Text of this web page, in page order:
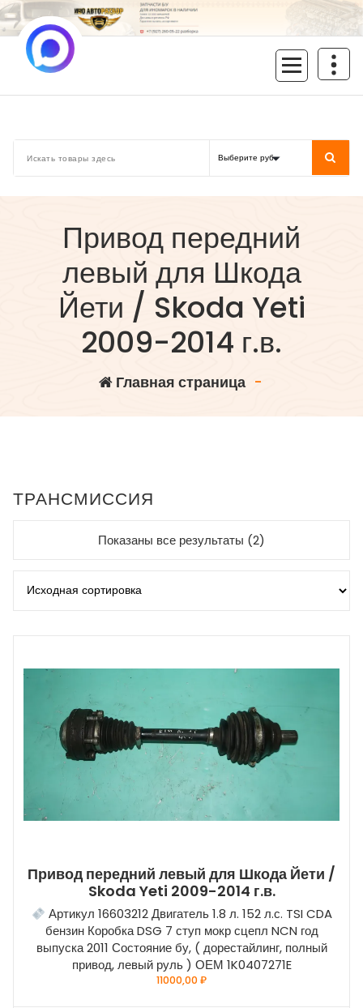
Перейти
к
содержимому
Привод передний
левый для Шкода
Йети / Skoda Yeti
2009-2014 г.в.
Главная страница-
ТРАНСМИССИЯ
Показаны все результаты (2)
Привод передний левый для Шкода Йети /
Skoda Yeti 2009-2014 г.в.
Артикул 16603212 Двигатель 1.8 л. 152 л.с. TSI CDA
бензин Коробка DSG 7 ступ мокр сцепл NCN год
выпуска 2011 Состояние бу, ( дорестайлинг, полный
привод, левый руль ) ОЕМ 1K0407271E
11000,00₽